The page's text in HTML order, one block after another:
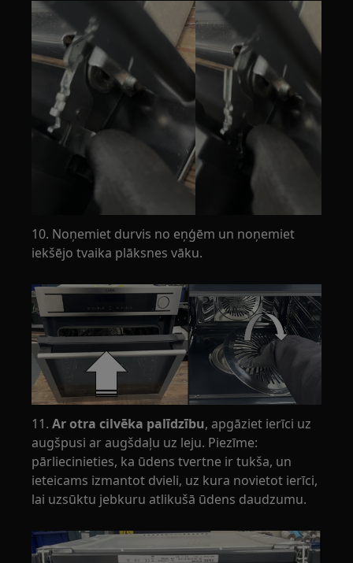
10. Noņemiet durvis no eņģēm un noņemiet
iekšējo tvaika plāksnes vāku.
11. Ar otra cilvēka palīdzību, apgāziet ierīci uz
augšpusi ar augšdaļu uz leju. Piezīme:
pārliecinieties, ka ūdens tvertne ir tukša, un
ieteicams izmantot dvieli, uz kura novietot ierīci,
lai uzsūktu jebkuru atlikušā ūdens daudzumu.